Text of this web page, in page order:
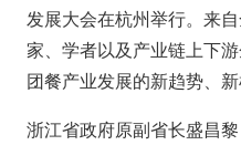
发展大会在杭州举行。来
家、学者以及产业链上下
团餐产业发展的新趋势、新
浙江省政府原副省长盛昌